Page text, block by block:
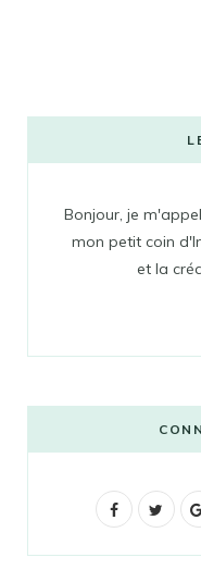
Bonjour, je
mon petit coin
et la
F